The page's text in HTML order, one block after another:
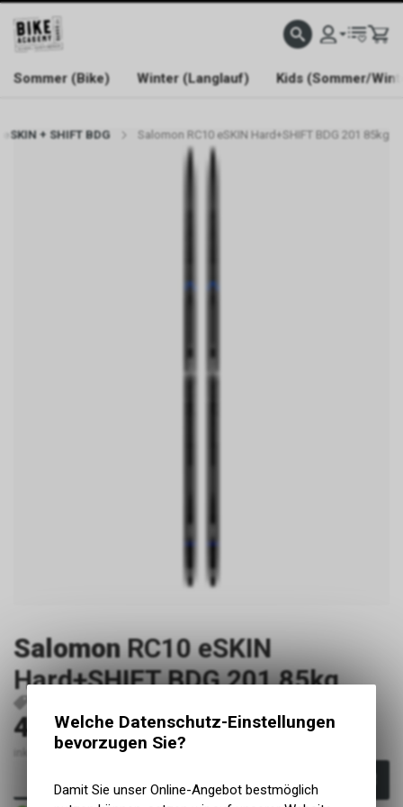
WELCOME TO BIKE ACADEMY
Sommer (Bike) Winter (Langlauf) Kids (Sommer/
+ SHIFT BDG Salomon RC10 eSKIN Hard+SHIFT BDG 201 85kg
Salomon RC10 eSKIN
Hard+SHIFT BDG 201 85kg
450.00CHF
inkl. MwSt., zzgl. Versandkosten
Welche Datenschutz-Einstellungen
bevorzugen Sie?
Damit Sie unser Online-Angebot bestmöglich